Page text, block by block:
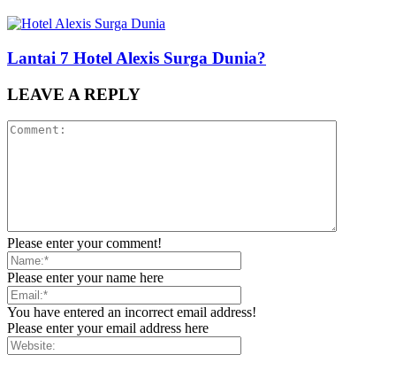
Lantai 7 Hotel Alexis Surga Dunia?
LEAVE A REPLY
Please enter your comment!
Please enter your name here
You have entered an incorrect email address!
Please enter your email address here